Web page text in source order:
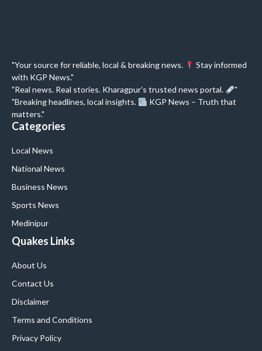
"Your source for reliable, local & breaking news.
Stay informed
with KGP News."
"Real news. Real stories. Kharagpur’s trusted news portal.
"
"Breaking headlines, local insights.
KGP News – Truth that
matters."
Categories
Local News
National News
Business News
Sports News
Medinipur
Quakes Links
About Us
Contact Us
Disclaimer
Terms and Conditions
Privacy Policy